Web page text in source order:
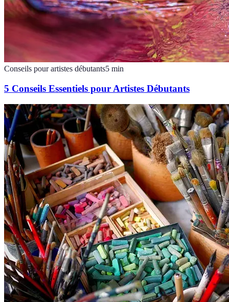
Conseils pour artistes débutants5 min
5 Conseils Essentiels pour Artistes Débutants